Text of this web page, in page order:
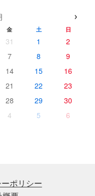
›
金 土 日
31 1
2
7 8
9
14 15
16
21 22
23
28 29
30
4 5 6
ポリシー